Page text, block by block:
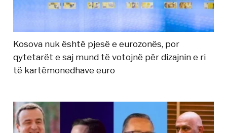
Kosova nuk është pjesë e eurozonës, por
qytetarët e saj mund të votojnë për dizajnin e ri
të kartëmonedhave euro